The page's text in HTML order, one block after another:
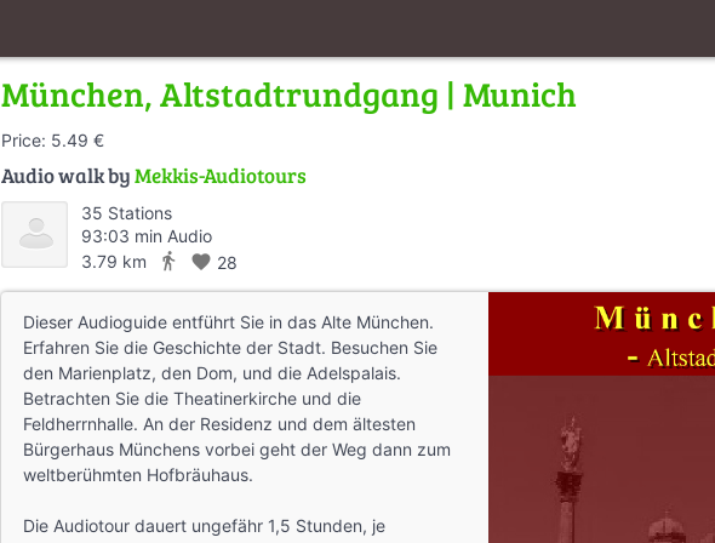
München, Altstadtrundgang | Munich
Price: 5.49 €
Audio walk byMekkis-Audiotours
35 Stations
93:03 min Audio
3.79 km
directions_walk favorite 28
Dieser Audioguide entführt Sie in das Alte München.
Erfahren Sie die Geschichte der Stadt. Besuchen Sie
den Marien­platz, den Dom, und die Adelspalais.
Betrachten Sie die Theatinerkirche und die
Feldherrnhalle. An der Residenz und dem ältesten
Bürgerhaus Münchens vorbei geht der Weg dann zum
weltberühmten Hofbräuhaus.
Die Audiotour dauert ungefähr 1,5 Stunden, je